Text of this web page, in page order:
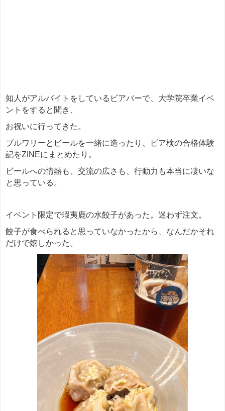
知人がアルバイトをしているビアバーで、大学院卒業イベ
ントをすると聞き、
お祝いに行ってきた。
ブルワリーとビールを一緒に造ったり、ビア検の合格体験
記をZINEにまとめたり。
ビールへの情熱も、交流の広さも、行動力も本当に凄いな
と思っている。
イベント限定で蝦夷鹿の水餃子があった。迷わず注文。
餃子が食べられると思っていなかったから、なんだかそれ
だけで嬉しかった。